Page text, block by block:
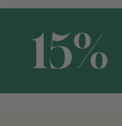
15%